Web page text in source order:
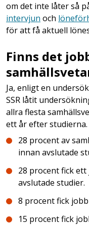
om det inte låter så
intervjun och
för att få aktuell
Finns det
Ja, enligt en
SSR låtit
allra flesta
ett år efter studierna.
28 procent av
innan avslutade
28 procent fick
avslutade studier.
8 procent fick
15 procent fick